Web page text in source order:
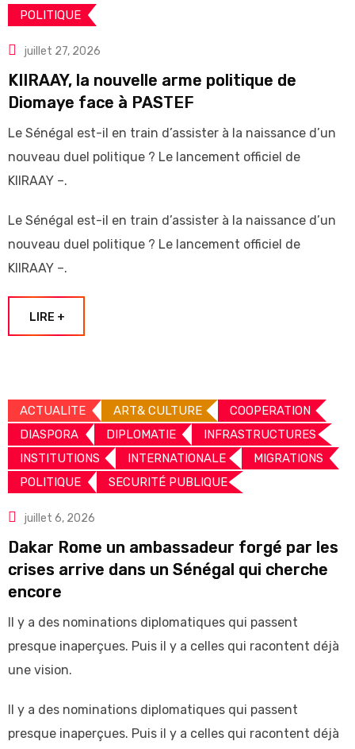
POLITIQUE
juillet 27, 2026
KIIRAAY, la nouvelle arme politique de
Diomaye face à PASTEF
Le Sénégal est-il en train d’assister à la naissance d’un
nouveau duel politique ? Le lancement officiel de
KIIRAAY –.
Le Sénégal est-il en train d’assister à la naissance d’un
nouveau duel politique ? Le lancement officiel de
KIIRAAY –.
LIRE +
ACTUALITE ART& CULTURE
COOPERATION
DIASPORA
DIPLOMATIE
INFRASTRUCTURES
INSTITUTIONS
INTERNATIONALE
MIGRATIONS
POLITIQUE
SECURITÉ PUBLIQUE
juillet 6, 2026
Dakar Rome un ambassadeur forgé par les
crises arrive dans un Sénégal qui cherche
encore
Il y a des nominations diplomatiques qui passent
presque inaperçues. Puis il y a celles qui racontent déjà
une vision.
Il y a des nominations diplomatiques qui passent
presque inaperçues. Puis il y a celles qui racontent déjà